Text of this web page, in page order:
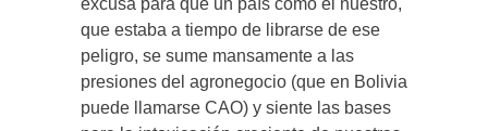
excusa para que un país como el nuestro,
que estaba a tiempo de librarse de ese
peligro, se sume mansamente a las
presiones del agronegocio (que en Bolivia
puede llamarse CAO) y siente las bases